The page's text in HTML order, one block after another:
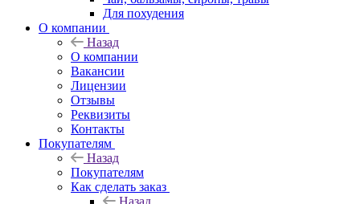
Для похудения
О компании
Назад
О компании
Вакансии
Лицензии
Отзывы
Реквизиты
Контакты
Покупателям
Назад
Покупателям
Как сделать заказ
Назад